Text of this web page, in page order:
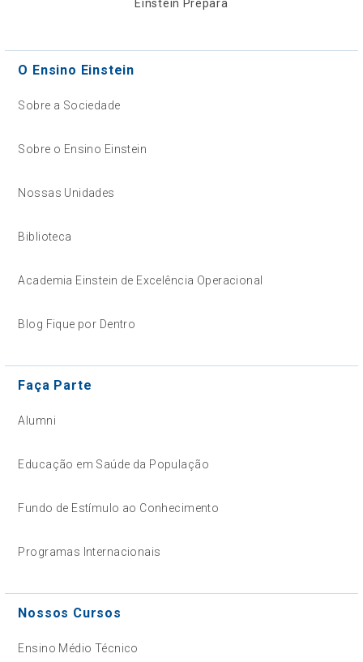
Einstein Prepara
O Ensino Einstein
Sobre a Sociedade
Sobre o Ensino Einstein
Nossas Unidades
Biblioteca
Academia Einstein de Excelência Operacional
Blog Fique por Dentro
Faça Parte
Alumni
Educação em Saúde da População
Fundo de Estímulo ao Conhecimento
Programas Internacionais
Nossos Cursos
Ensino Médio Técnico